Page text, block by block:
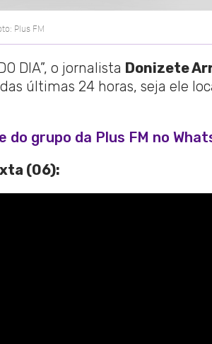
Plus FM
DIA”, o jornalista Donizete
últimas 24 horas, seja ele
do grupo da Plus FM no
(06):